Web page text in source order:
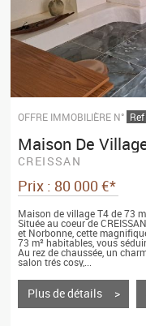
OFFRE IMMOBILIÈRE N°
Maison De
CREISSAN
Prix : 80 000 €*
Maison de village T4 de 73
Située au coeur de
et Norbonne, cette
73 m² habitables, vous
Au rez de chaussée, un
salon trés cosy,...
Plus de détails >